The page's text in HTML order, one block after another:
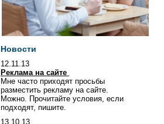
Новости
12.11.13
Реклама на сайте
Мне часто приходят просьбы
разместить рекламу на сайте.
Можно. Прочитайте условия, если
подходят, пишите.
13.10.13